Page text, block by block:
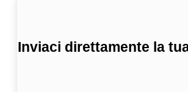
Inviaci direttamente la